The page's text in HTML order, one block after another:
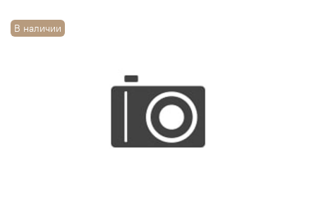
В наличии